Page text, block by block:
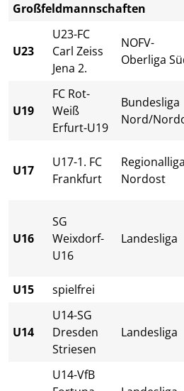
Großfeldmannschaften
U23
U23-FC
Carl Zeiss
Jena 2.
NOFV-
Oberliga
U19
FC Rot-
Weiß
Erfurt-U19
Bundesliga
Nord/
U17
U17-1. FC
Frankfurt
Regionalliga
Nordost
U16
SG
Weixdorf-
U16
Landesliga
U15
spielfrei
U14
U14-SG
Dresden
Striesen
Landesliga
U14-VfB